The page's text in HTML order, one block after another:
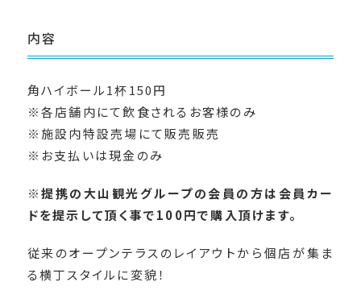
内容
角ハイボール1杯150円
※各店舗内にて飲食されるお客様のみ
※施設内特設売場にて販売販売
※お支払いは現金のみ
※提携の大山観光グループの会員の方は会員カー
ドを提示して頂く事で100円で購入頂けます。
従来のオープンテラスのレイアウトから個店が集ま
る横丁スタイルに変貌！